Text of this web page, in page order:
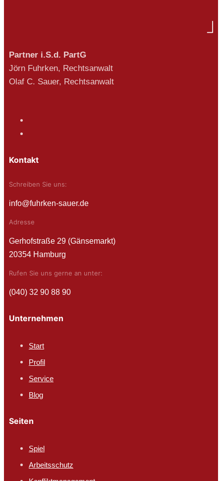
Partner i.S.d. PartG
Jörn Fuhrken, Rechtsanwalt
Olaf C. Sauer, Rechtsanwalt
Kontakt
Schreiben Sie uns:
info@fuhrken-sauer.de
Adresse
Gerhofstraße 29 (Gänsemarkt)
20354 Hamburg
Rufen Sie uns gerne an unter:
(040) 32 90 88 90
Unternehmen
Start
Profil
Service
Blog
Seiten
Spiel
Arbeitsschutz​